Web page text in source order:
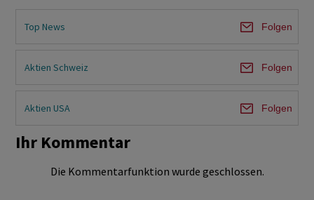
Top News Folgen
Aktien Schweiz Folgen
Aktien USA Folgen
Ihr Kommentar
Die Kommentarfunktion wurde geschlossen.